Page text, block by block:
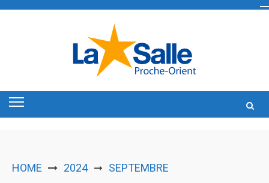
HOME 2024 ➞ SEPTEMBRE